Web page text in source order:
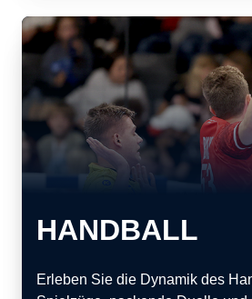
HANDBALL
Erleben Sie die Dynamik des